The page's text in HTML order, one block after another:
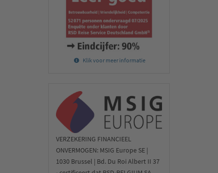
en de Therme. Aan het einde van de bewogen dag gaan we naar
het nabijgelegen St-Barnabas Klooster (toegang inbegrepen) en
zien we de sarcofaag van de heilige Barnabas, de apostel,
martelaar en nationale heilige van Cyprus.
Klik voor meer informatie
VERZEKERING FINANCIEEL
ONVERMOGEN: MSIG Europe SE |
1030 Brussel | Bd. Du Roi Albert II 37